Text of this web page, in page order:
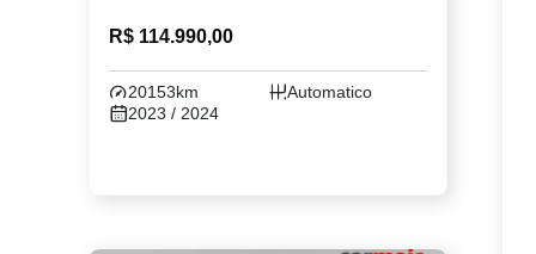
R$ 114.990,00
20153km
Automatico
2023 / 2024